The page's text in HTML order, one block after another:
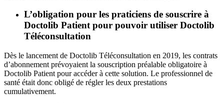
L’obligation pour les praticiens de souscrire à
Doctolib Patient pour pouvoir utiliser Doctolib
Téléconsultation
Dès le lancement de Doctolib Téléconsultation en 2019, les contrats
d’abonnement prévoyaient la souscription préalable obligatoire à
Doctolib Patient pour accéder à cette solution. Le professionnel de
santé était donc obligé de régler les deux prestations
cumulativement.